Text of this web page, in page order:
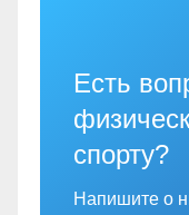
Есть
спорту?
Напишите о